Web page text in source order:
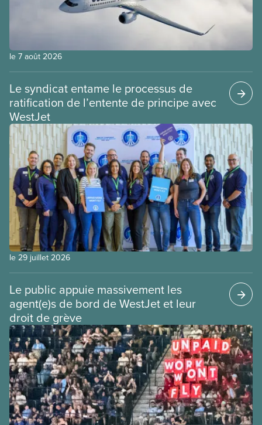
le 7 août 2026
Le syndicat entame le processus de
ratification de l’entente de principe avec
WestJet
le 29 juillet 2026
Le public appuie massivement les
agent(e)s de bord de WestJet et leur
droit de grève